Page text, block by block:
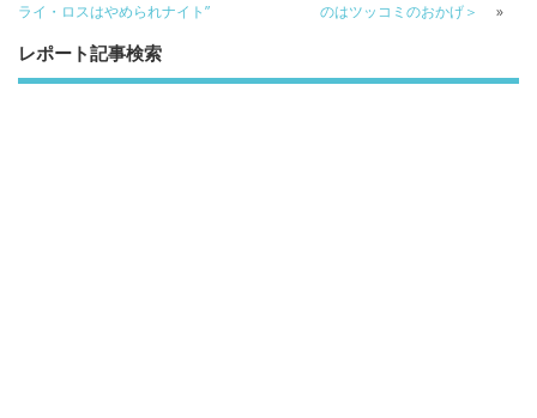
ライ・ロスはやめられナイト”
のはツッコミのおかげ＞
»
レポート記事検索